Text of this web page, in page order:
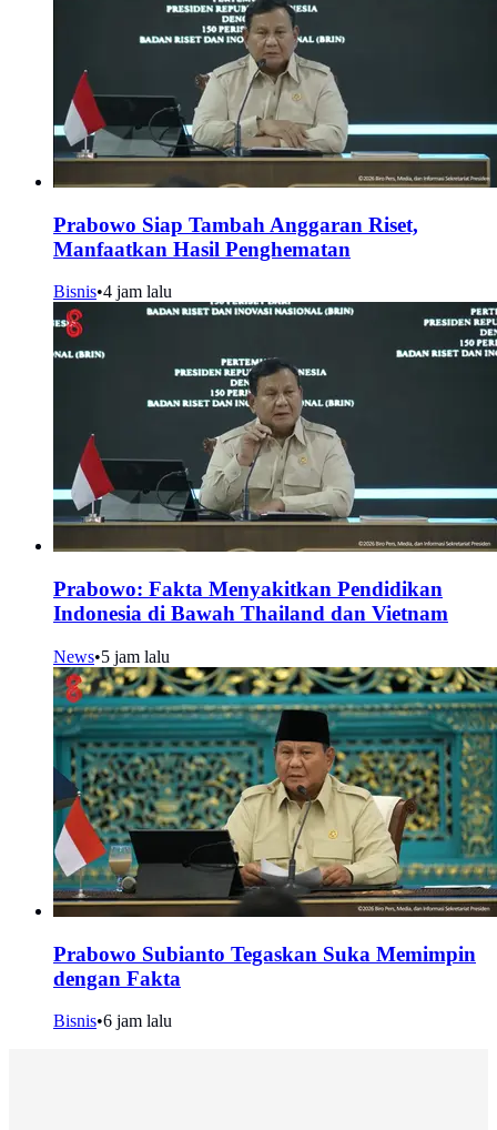
Prabowo Siap Tambah Anggaran Riset,
Manfaatkan Hasil Penghematan
Bisnis•4 jam lalu
Prabowo: Fakta Menyakitkan Pendidikan
Indonesia di Bawah Thailand dan Vietnam
News•5 jam lalu
Prabowo Subianto Tegaskan Suka Memimpin
dengan Fakta
Bisnis•6 jam lalu